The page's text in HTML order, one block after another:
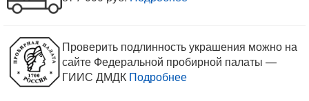
Проверить подлинность украшения можно на
сайте Федеральной пробирной палаты —
ГИИС ДМДК Подробнее